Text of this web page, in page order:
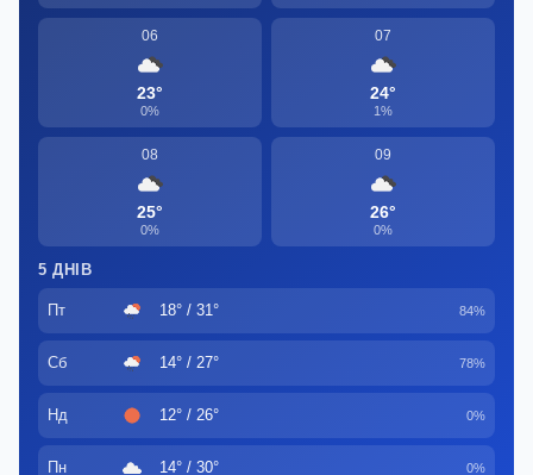
06
23°
0%
07
24°
1%
08
25°
0%
09
26°
0%
5 ДНІВ
Пт 18° / 31° 84%
Сб 14° / 27° 78%
Нд 12° / 26° 0%
Пн 14° / 30° 0%